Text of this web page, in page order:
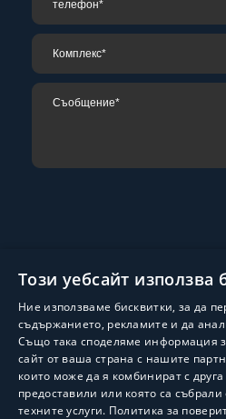
Изработка и поддръжка:
Този уебсайт използва
Ние използваме бисквитки, за да
съдържанието, рекламите и да
Също така споделяме информация
сайт от ваша страна с нашите
които може да я комбинират с
предоставили или която са
техните услуги. Политика за